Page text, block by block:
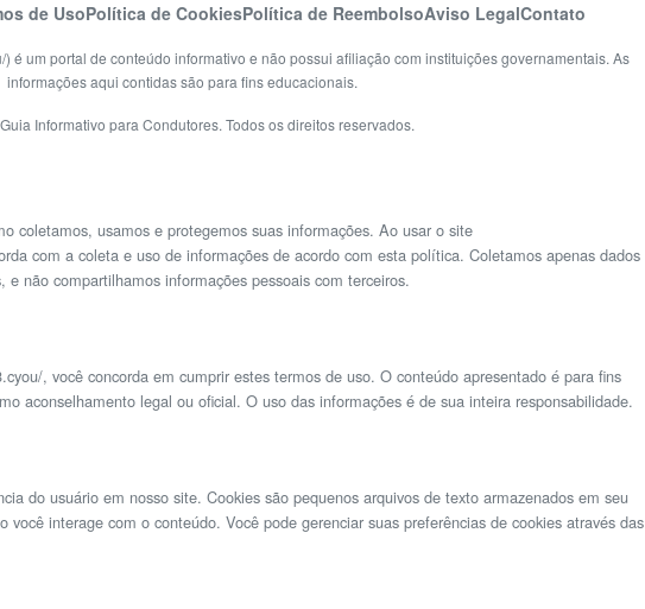
de UsoPolítica de CookiesPolítica de ReembolsoAviso LegalContato
) é um portal de conteúdo informativo e não possui afiliação com instituições governamentais. As
informações aqui contidas são para fins educacionais.
Informativo para Condutores. Todos os direitos reservados.
coletamos, usamos e protegemos suas informações. Ao usar o site
com a coleta e uso de informações de acordo com esta política. Coletamos apenas dados
e não compartilhamos informações pessoais com terceiros.
, você concorda em cumprir estes termos de uso. O conteúdo apresentado é para fins
aconselhamento legal ou oficial. O uso das informações é de sua inteira responsabilidade.
do usuário em nosso site. Cookies são pequenos arquivos de texto armazenados em seu
interage com o conteúdo. Você pode gerenciar suas preferências de cookies através das